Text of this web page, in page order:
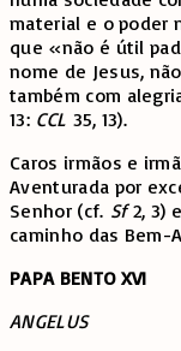
material e o poder
que «não é útil
nome de Jesus,
também com
13: CCL 35, 13).
Caros irmãos e
Aventurada por
Senhor (cf. Sf2, 3)
caminho das Bem-
PAPA BENTO XVI
ANGELUS